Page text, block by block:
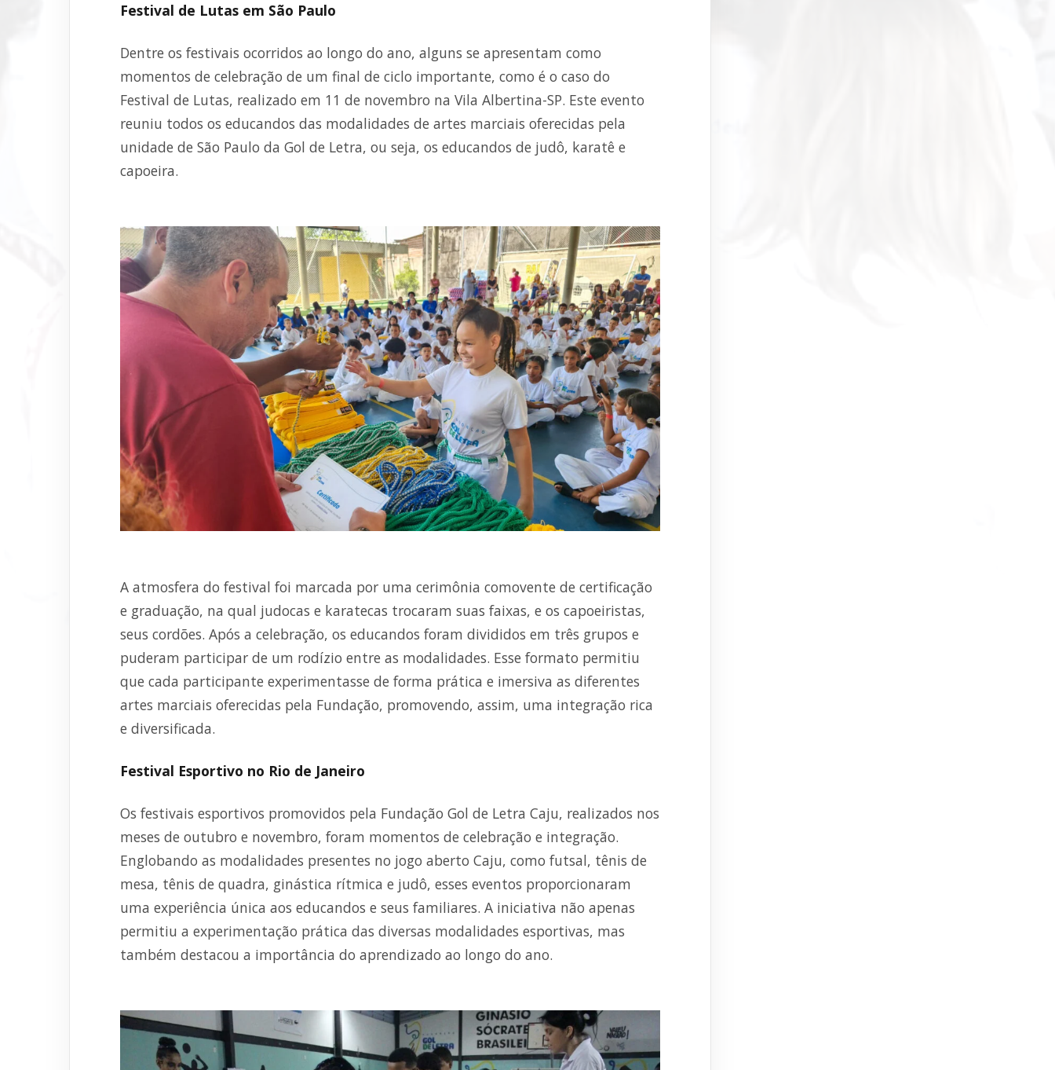
Festival de Lutas em São Paulo
Dentre os festivais ocorridos ao longo do ano, alguns se apresentam como
momentos de celebração de um final de ciclo importante, como é o caso do
Festival de Lutas, realizado em 11 de novembro na Vila Albertina-SP. Este evento
reuniu todos os educandos das modalidades de artes marciais oferecidas pela
unidade de São Paulo da Gol de Letra, ou seja, os educandos de judô, karatê e
capoeira.
A atmosfera do festival foi marcada por uma cerimônia comovente de certificação
e graduação, na qual judocas e karatecas trocaram suas faixas, e os capoeiristas,
seus cordões. Após a celebração, os educandos foram divididos em três grupos e
puderam participar de um rodízio entre as modalidades. Esse formato permitiu
que cada participante experimentasse de forma prática e imersiva as diferentes
artes marciais oferecidas pela Fundação, promovendo, assim, uma integração rica
e diversificada.
Festival Esportivo no Rio de Janeiro
Os festivais esportivos promovidos pela Fundação Gol de Letra Caju, realizados nos
meses de outubro e novembro, foram momentos de celebração e integração.
Englobando as modalidades presentes no jogo aberto Caju, como futsal, tênis de
mesa, tênis de quadra, ginástica rítmica e judô, esses eventos proporcionaram
uma experiência única aos educandos e seus familiares. A iniciativa não apenas
permitiu a experimentação prática das diversas modalidades esportivas, mas
também destacou a importância do aprendizado ao longo do ano.